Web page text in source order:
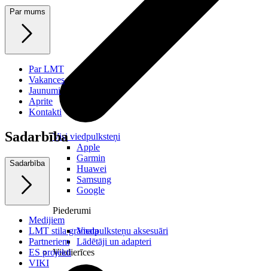
Visi viedpulksteņi
Apple
Garmin
Huawei
Samsung
Google
Piederumi
Viedpulksteņu aksesuāri
Lādētāji un adapteri
Viedierīces
Par mums
Par LMT
Vakances
Jaunumi
Aprite
Kontakti
Sadarbība
Sadarbība
Medijiem
LMT stila grāmata
Partneriem
ES projekti
VIKI